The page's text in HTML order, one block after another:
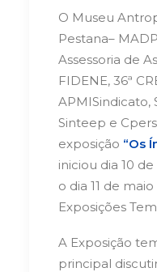
O Museu
Pestana–
Assessoria de
FIDENE, 36ª
APMISindicato,
Sinteep e
exposição “Os
iniciou dia 10
o dia 11 de
Exposições
A Exposição
principal